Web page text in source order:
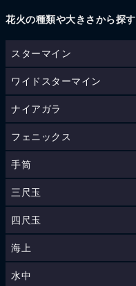
花火の種類や大きさから探す
スターマイン
ワイドスターマイン
ナイアガラ
フェニックス
手筒
三尺玉
四尺玉
海上
水中